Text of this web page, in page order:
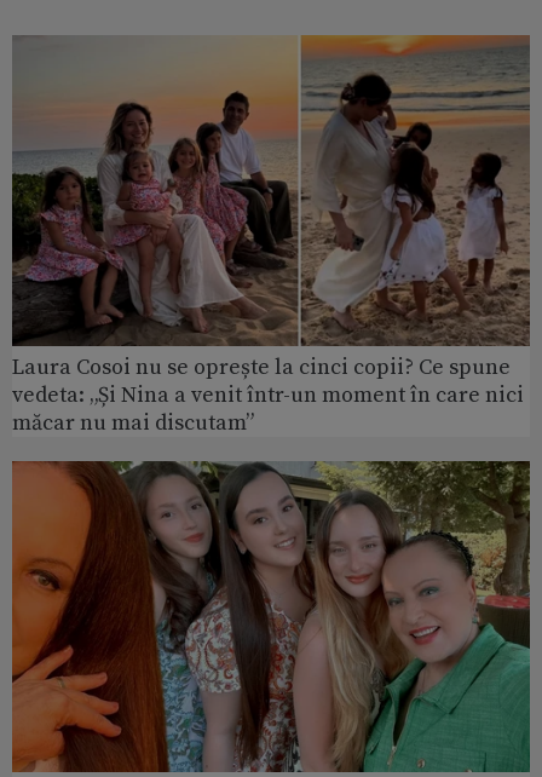
Laura Cosoi nu se oprește la cinci copii? Ce spune
vedeta: „Și Nina a venit într-un moment în care nici
măcar nu mai discutam”